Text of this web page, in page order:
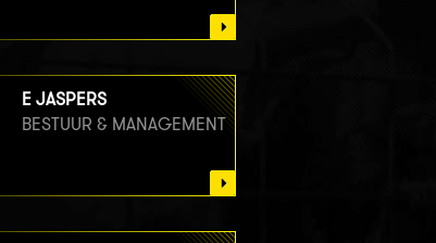
E JASPERS
BESTUUR & MANAGEMENT